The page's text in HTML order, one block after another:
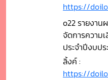
https://
o22 รายงาน
จัดการความ
ประจำปีงบป
ลิ้งค์ :
https://